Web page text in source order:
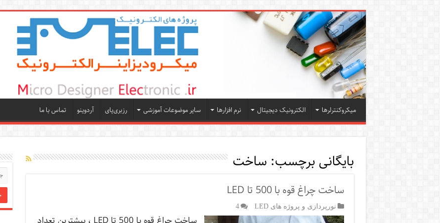
میکروکنترلرها الکترونیک دیجیتال نرم افزارها سایر موضوعات آموزشی رزبری‌پای آردوینو تماس با ما
بایگانی برچسب: ساخت
ساخت چراغ قوه با 500 تا LED
نورپردازی و پروژه های LED 4